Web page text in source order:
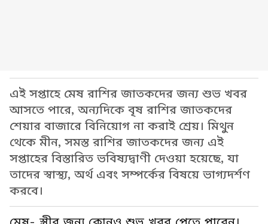
এই সপ্তাহে মেষ রাশির জাতকদের জন্য শুভ খবর
আসতে পারে, অন্যদিকে বৃষ রাশির জাতকদের
শেয়ার বাজারে বিনিয়োগ না করাই শ্রেয়। মিথুন
থেকে মীন, সমস্ত রাশির জাতকদের জন্য এই
সপ্তাহের বিস্তারিত ভবিষ্যদ্বাণী দেওয়া হয়েছে, যা
তাদের স্বাস্থ্য, অর্থ এবং সম্পর্কের বিষয়ে ভাগ্যদর্শণ
করবে।